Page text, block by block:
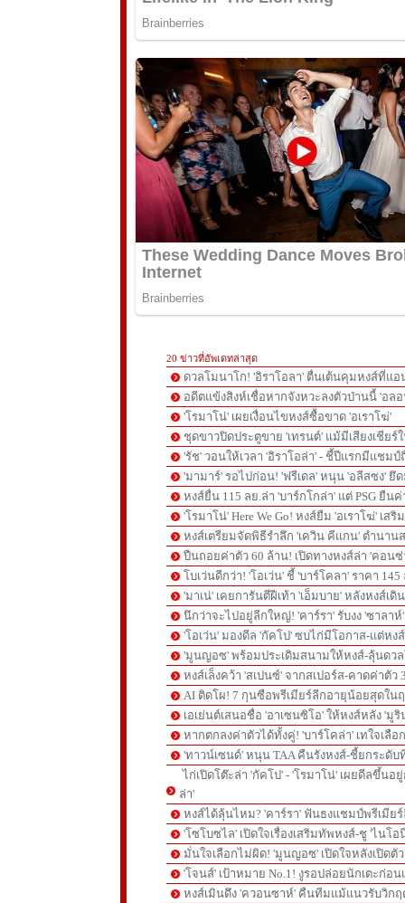
20 ข่าวที่อัพเดทล่าสุด
ดวลโมนาโก! 'อิราโอลา' ตื่นเต้นคุมหงส์ที่แ
อดีตแข้งสิงห์เชื่อหากจังหวะลงตัวป่านนี้ 'อล
'โรมาโน่' เผยเงื่อนไขหงส์ซื้อขาด 'อเราโฆ่'
ชุดขาวปิดประตูขาย 'เทรนต์' แม้มีเสียงเชียร์
'รัช' วอนให้เวลา 'อิราโอล่า' - ชี้ปีแรกมีแชมป์
'มามาร์' รอไปก่อน! 'ฟรีเดล' หนุน 'อลีสซง' ยึ
หงส์ยื่น 115 ลย.ล่า 'บาร์กโกล่า' แต่ PSG ยืนค่
'โรมาโน่' Here We Go! หงส์ยืม 'อเราโฆ่' เสริ
หงส์เตรียมจัดพิธีรำลึก 'เควิน คีแกน' ตำนาน
ปืนถอยค่าตัว 60 ล้าน! เปิดทางหงส์ล่า 'คอนซ่
โบเว่นดีกว่า! 'โอเว่น' ชี้ 'บาร์โคลา' ราคา
'มาเน่' เคยการันตีฝีเท้า 'เอ็มบาย' หลังหงส์เดิ
นึกว่าจะไปอยู่ลีกใหญ่! 'คาร์รา' รับงง 'ซาลา
'โอเว่น' มองดีล 'กัคโป' ซบไก่มีโอกาส-แต่ห
'มูนญอซ' พร้อมประเดิมสนามให้หงส์-ลุ้นดว
หงส์เล็งคว้า 'สเปนซ์' จากสเปอร์ส-คาดค่าตัว
AI ติดโผ! 7 กุนซือพรีเมียร์ลีกอายุน้อยสุดใน
เอเย่นต์เสนอชื่อ 'อาเซนซิโอ' ให้หงส์หลัง 'มู
หากตกลงค่าตัวได้ทั้งคู่! 'บาร์โคล่า' เทใจเลือ
'ทาวน์เซนด์' หนุน TAA คืนรังหงส์-ชี้ยกระดั
ไก่เปิดโต๊ะล่า 'กัคโป' - 'โรมาโน่' เผยดีลขึ้นอ
ล่า'
หงส์ได้ลุ้นไหม? 'คาร์รา' ฟันธงแชมป์พรีเมีย
'โซโบซไล' เปิดใจเรื่องเสริมทัพหงส์-ชู 'ไนโ
มั่นใจเลือกไม่ผิด! 'มูนญอซ' เปิดใจหลังเปิดตั
'โจนส์' เป้าหมาย No.1! งูรอปล่อยนักเตะก่อ
หงส์เมินดึง 'ควอนซาห์' คืนทีมแม้แนวรับวิก